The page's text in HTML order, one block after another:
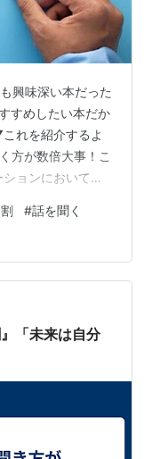
興味深い本だった
すめしたい本だか
れを紹介するよ
方が数倍大事！こ
ョンにおいて
なのか聞く力を
できる傾聴する
りメンタルが大
見たい方は
ク 人は聞き方が
方教室…
#話を聞く
「未来は自分